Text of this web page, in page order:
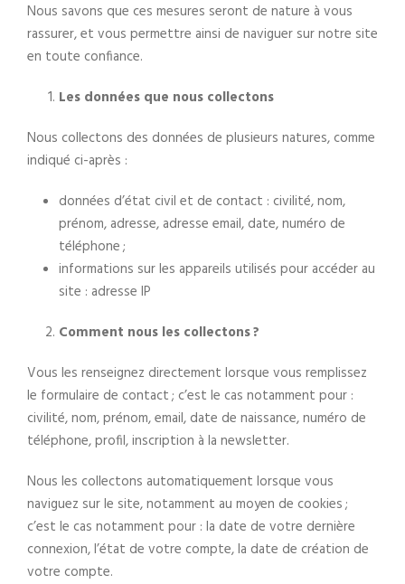
Nous savons que ces mesures seront de nature à vous
rassurer, et vous permettre ainsi de naviguer sur notre site
en toute confiance.
Les données que nous collectons
Nous collectons des données de plusieurs natures, comme
indiqué ci-après :
données d’état civil et de contact : civilité, nom,
prénom, adresse, adresse email, date, numéro de
téléphone ;
informations sur les appareils utilisés pour accéder au
site : adresse IP
Comment nous les collectons ?
Vous les renseignez directement lorsque vous remplissez
le formulaire de contact ; c’est le cas notamment pour :
civilité, nom, prénom, email, date de naissance, numéro de
téléphone, profil, inscription à la newsletter.
Nous les collectons automatiquement lorsque vous
naviguez sur le site, notamment au moyen de cookies ;
c’est le cas notamment pour : la date de votre dernière
connexion, l’état de votre compte, la date de création de
votre compte.